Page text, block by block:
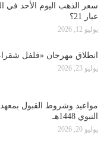
سعر الذهب اليوم الأحد
عيار 21؟
يوليو 12, 2026
انطلاق مهرجان «فلفل
يوليو 23, 2026
مواعيد وشروط القبول
النبوي 1448هـ
يوليو 20, 2026